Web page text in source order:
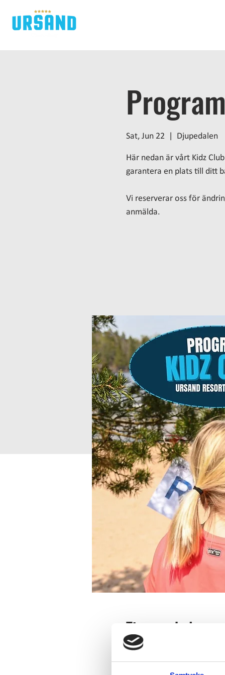
Sat, Jun 22 Djupedalen
Här nedan är vårt Kidz
garantera en plats till ditt
Vi reserverar oss för
anmälda.
Time and place
Jun 22, 2024, 11:00 AM
Djupedalen, Djupedalen